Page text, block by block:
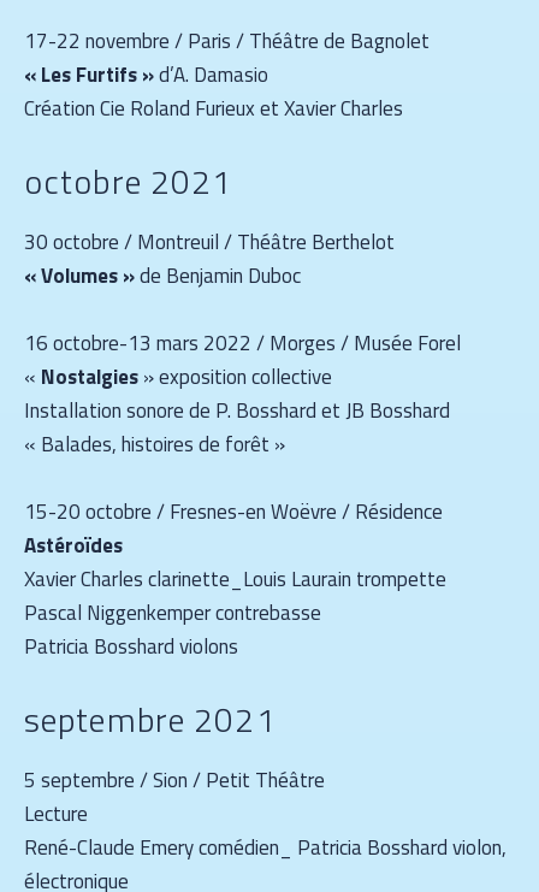
17-22 novembre / Paris / Théâtre de Bagnolet
« Les Furtifs »d’A. Damasio
Création Cie Roland Furieux et Xavier Charles
octobre 2021
30 octobre / Montreuil / Théâtre Berthelot
« Volumes »de Benjamin Duboc
16 octobre-13 mars 2022 / Morges / Musée Forel
« Nostalgies» exposition collective
Installation sonore de P. Bosshard et JB Bosshard
« Balades, histoires de forêt »
15-20 octobre / Fresnes-en Woëvre / Résidence
Astéroïdes
Xavier Charles clarinette_Louis Laurain trompette
Pascal Niggenkemper contrebasse
Patricia Bosshard violons
septembre 2021
5 septembre / Sion / Petit Théâtre
Lecture
René-Claude Emery comédien_ Patricia Bosshard violon,
électronique